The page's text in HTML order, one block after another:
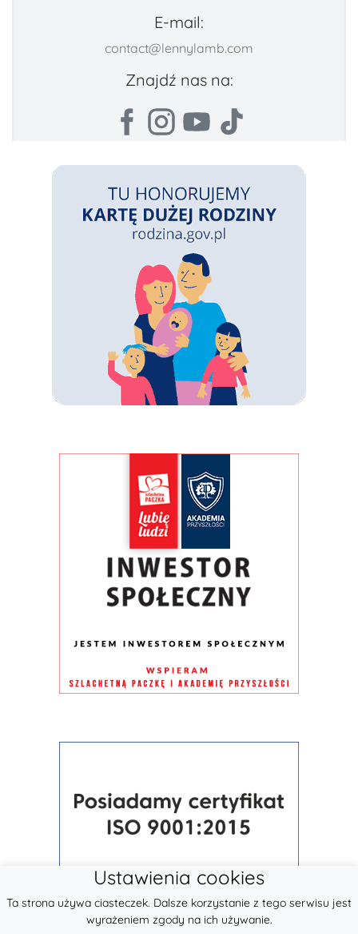
E-mail:
contact@lennylamb.com
Znajdź nas na:
Ustawienia cookies
Ta strona używa ciasteczek. Dalsze korzystanie z tego serwisu jest
wyrażeniem zgody na ich używanie.